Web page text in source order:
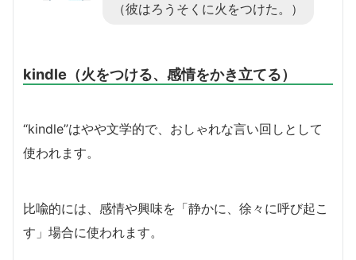
（彼はろうそくに火をつけた。）
kindle（火をつける、感情をかき立てる）
“kindle”はやや文学的で、おしゃれな言い回しとして
使われます。
比喩的には、感情や興味を「静かに、徐々に呼び起こ
す」場合に使われます。